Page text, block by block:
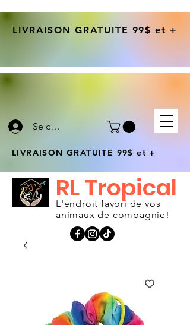
Se connecter
LIVRAISON GRATUITE 99$ et +
L'endroit favori de vos
animaux de compagnie!
RL Tropical
LIVRAISON GRATUITE 99$ et +